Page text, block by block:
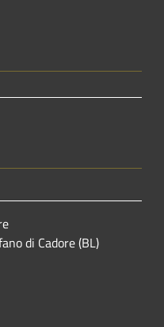
di Cadore (BL)